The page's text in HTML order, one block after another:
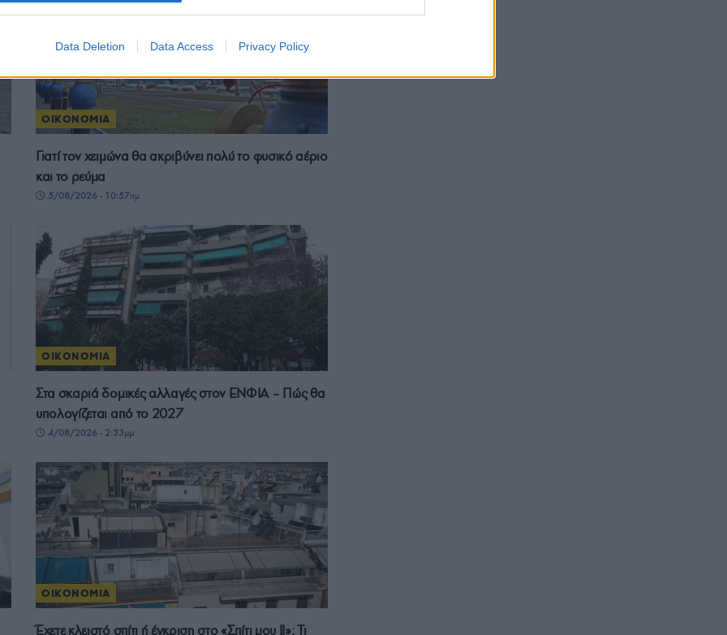
Data Deletion Data Access Privacy Policy
ΟΙΚΟΝΟΜΙΑ
Γιατί τον χειμώνα θα ακριβύνει πολύ το φυσικό αέριο
και το ρεύμα
5/08/2026 - 10:57πμ
ΟΙΚΟΝΟΜΙΑ
Στα σκαριά δομικές αλλαγές στον ΕΝΦΙΑ – Πώς θα
υπολογίζεται από το 2027
4/08/2026 - 2:33μμ
ΟΙΚΟΝΟΜΙΑ
Έχετε κλειστό σπίτι ή έγκριση στο «Σπίτι μου ΙΙ»; Τι